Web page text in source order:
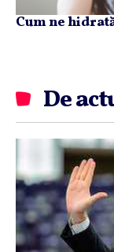
Cum ne
De